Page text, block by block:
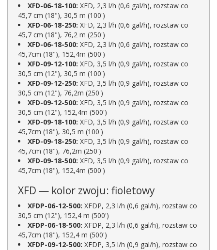
XFD-06-18-100: XFD, 2,3 l/h (0,6 gal/h), rozstaw co
45,7 cm (18"), 30,5 m (100')
XFD-06-18-250: XFD, 2,3 l/h (0,6 gal/h), rozstaw co
45,7 cm (18"), 76,2 m (250')
XFD-06-18-500: XFD, 2,3 l/h (0,6 gal/h), rozstaw co
45,7cm (18"), 152,4m (500')
XFD-09-12-100: XFD, 3,5 l/h (0,9 gal/h), rozstaw co
30,5 cm (12"), 30,5 m (100')
XFD-09-12-250: XFD, 3,5 l/h (0,9 gal/h), rozstaw co
30,5 cm (12"), 76,2m (250')
XFD-09-12-500: XFD, 3,5 l/h (0,9 gal/h), rozstaw co
30,5 cm (12"), 152,4m (500')
XFD-09-18-100: XFD, 3,5 l/h (0,9 gal/h), rozstaw co
45,7cm (18"), 30,5 m (100')
XFD-09-18-250: XFD, 3,5 l/h (0,9 gal/h), rozstaw co
45,7cm (18"), 76,2m (250')
XFD-09-18-500: XFD, 3,5 l/h (0,9 gal/h), rozstaw co
45,7cm (18"), 152,4m (500')
XFD — kolor zwoju: fioletowy
XFDP-06-12-500: XFDP, 2,3 l/h (0,6 gal/h), rozstaw co
30,5 cm (12"), 152,4 m (500')
XFDP-06-18-500: XFDP, 2,3 l/h (0,6 gal/h), rozstaw co
45,7cm (18"), 152,4 m (500')
XFDP-09-12-500: XFDP, 3,5 l/h (0,9 gal/h), rozstaw co